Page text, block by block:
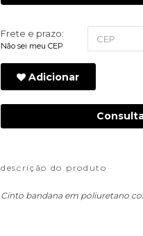
Frete e prazo:
Não sei meu CEP
Adicionar
descrição do produto
Cinto bandana em poliuretano